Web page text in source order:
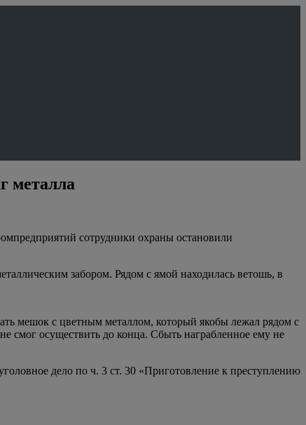
металла
сотрудники охраны остановили
забором. Рядом с ямой находилась ветошь, в
мешок с цветным металлом, который якобы лежал рядом с
смог осуществить до конца. Сбыть награбленное ему не
дело по ч. 3 ст. 30 «Приготовление к преступлению